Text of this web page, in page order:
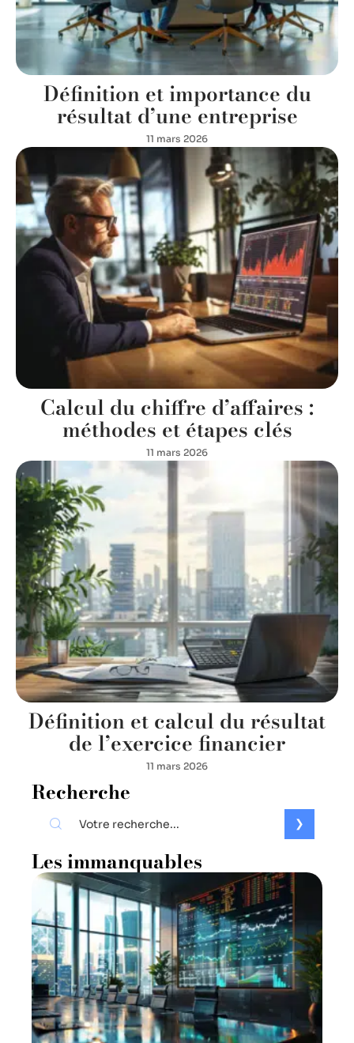
Définition et importance du
résultat d’une entreprise
11 mars 2026
Calcul du chiffre d’affaires :
méthodes et étapes clés
11 mars 2026
Définition et calcul du résultat
de l’exercice financier
11 mars 2026
Recherche
Les immanquables